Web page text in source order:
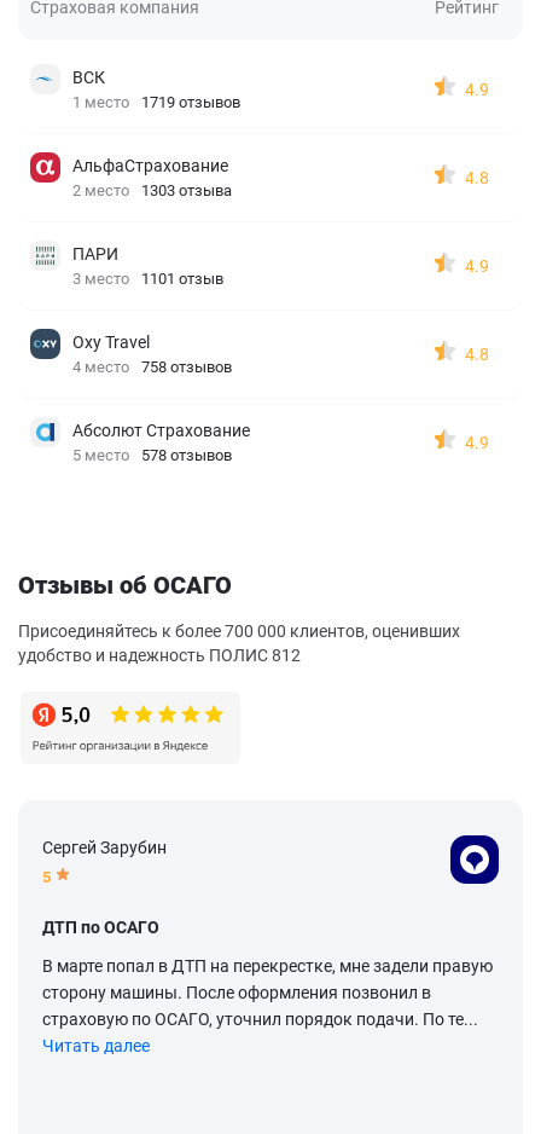
Страховая компания Рейтинг
ВСК
1 место 1719 отзывов
4.9
АльфаСтрахование
2 место 1303 отзыва
4.8
ПАРИ
3 место 1101 отзыв
4.9
Oxy Travel
4 место 758 отзывов
4.8
Абсолют Страхование
5 место 578 отзывов
4.9
Отзывы об ОСАГО
Присоединяйтесь к более 700 000 клиентов, оценивших
удобство и надежность ПОЛИС 812
Сергей Зарубин
5
ДТП по ОСАГО
В марте попал в ДТП на перекрестке, мне задели правую
сторону машины. После оформления позвонил в
страховую по ОСАГО, уточнил порядок подачи. По те...
Читать далее